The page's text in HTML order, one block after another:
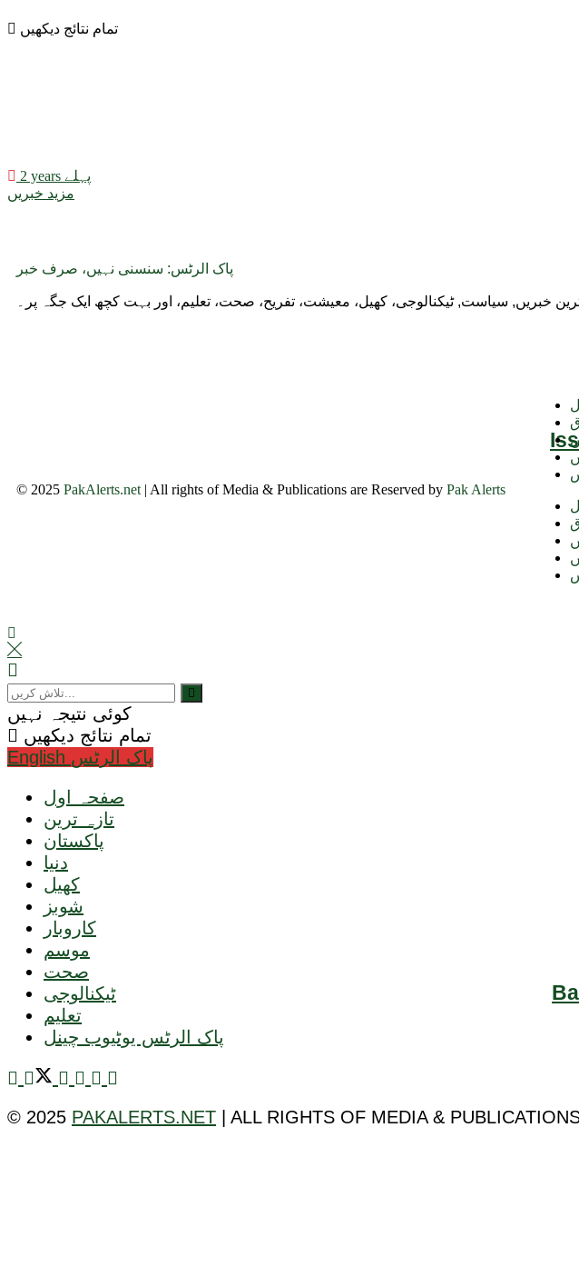
تمام نتائج دیکھیں
2 years پہلے
مزید خبریں
پاک الرٹس: سنسنی نہیں، صرف خبر
ترین خبریں, سیاست, ٹیکنالوجی، کھیل، معیشت، تفریح، صحت، تعلیم، اور بہت کچھ ایک جگہ پر۔
© 2025 PakAlerts.net | All rights of Media & Publications are Reserved by Pak Alerts
کوئی نتیجہ نہیں
تمام نتائج دیکھیں
English پاک الرٹس
صفحہ اول
تازہ ترین
پاکستان
دنیا
کھیل
شوبز
کاروبار
موسم
صحت
ٹیکنالوجی
تعلیم
پاک الرٹس یوٹیوب چینل
© 2025 PAKALERTS.NET | ALL RIGHTS OF MEDIA &